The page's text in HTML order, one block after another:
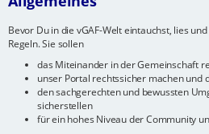
Bevor Du in die vGAF-Welt eintauchst, lies
Regeln. Sie sollen
das Miteinander in der Gemeinschaft
unser Portal rechtssicher machen
den sachgerechten und bewussten
sicherstellen
für ein hohes Niveau der Community